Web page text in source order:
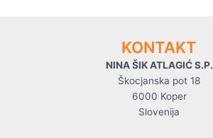
KONTAKT
NINA ŠIK ATLAGIĆ S.P.
Škocjanska pot 18
6000 Koper
Slovenija